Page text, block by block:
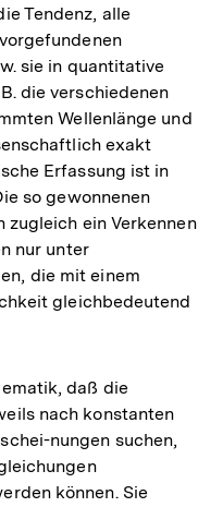
Tendenz, alle
sie in quantitative
die verschiedenen
Wellenlänge und
exakt
Erfassung ist in
so gewonnenen
zugleich ein Verkennen
nur unter
die mit einem
gleichbedeutend
daß die
nach konstanten
nungen suchen,
können. Sie